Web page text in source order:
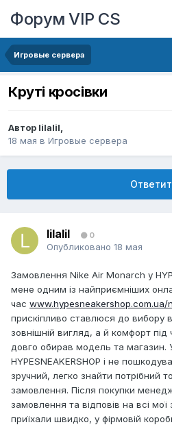
Форум VIP CS
Игровые сервера
Круті кросівки
Автор lilalil,
18 мая в Игровые сервера
lilalil 0
Опубликовано 18 мая
Замовлення Nike Air Monarch у
мене одним із найприємніших
час
прискіпливо ставлюся до вибору
зовнішній вигляд, а й комфорт
довго обирав модель та магазин.
HYPESNEAKERSHOP і не
зручний, легко знайти потрібний
замовлення. Після покупки
замовлення та відповів на всі мої
приїхали швидко, у фірмовій